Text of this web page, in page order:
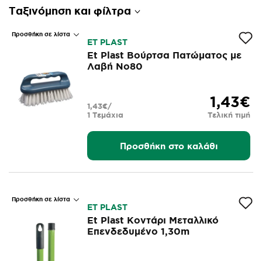
Ταξινόμηση και φίλτρα
Προσθήκη σε λίστα
ΕΤ PLAST
Et Plast Βούρτσα Πατώματος με
Λαβή Νο80
1,43€
Τελική τιμή
1 Τεμάχια
1,43€/
Προσθήκη στο καλάθι
Προσθήκη σε λίστα
ΕΤ PLAST
Et Plast Κοντάρι Μεταλλικό
Επενδεδυμένο 1,30m